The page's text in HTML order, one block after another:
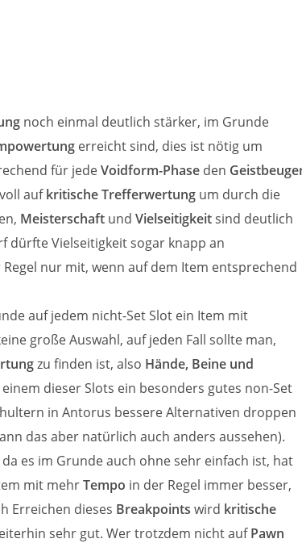
noch einmal deutlich stärker, im Grunde
erreicht sind, dies ist nötig um
für jedeVoidform-Phase den
aufkritische Trefferwertung um durch die
Meisterschaft und Vielseitigkeitsind deutlich
dürfte Vielseitigkeit sogar knapp an
nur mit, wenn auf dem Item entsprechend
auf jedem nicht-Set Slot ein Item mit
große Auswahl, auf jeden Fall sollte man,
zu finden ist, also Hände, Beine und
dieser Slots ein besonders gutes non-Set
in Antorus bessere Alternativen droppen
das aber natürlich auch anders aussehen).
es im Grunde auch ohne sehr einfach ist, hat
mit mehrTempo in der Regel immer besser,
Erreichen dieses Breakpoints wird kritische
sehr gut. Wer trotzdem nicht aufPawn